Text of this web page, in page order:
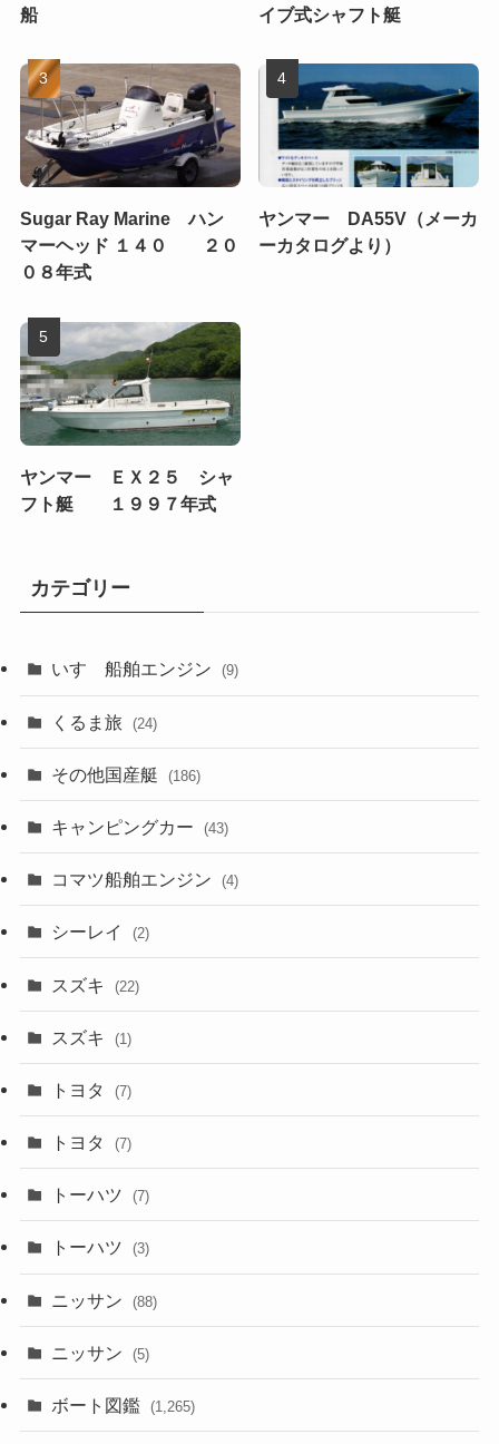
船 イブ式シャフト艇
Sugar Ray Marine ハン
マーヘッド １４０ ２０
０８年式
ヤンマー DA55V（メーカ
ーカタログより）
ヤンマー ＥＸ２５ シャ
フト艇 １９９７年式
カテゴリー
いすゞ船舶エンジン (9)
くるま旅 (24)
その他国産艇 (186)
キャンピングカー (43)
コマツ船舶エンジン (4)
シーレイ (2)
スズキ (22)
スズキ (1)
トヨタ (7)
トヨタ (7)
トーハツ (7)
トーハツ (3)
ニッサン (88)
ニッサン (5)
ボート図鑑 (1,265)